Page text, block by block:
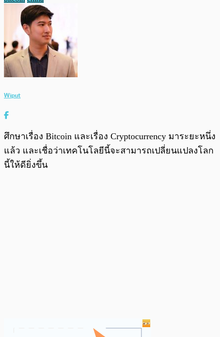
Wiput
ศึกษาเรื่อง Bitcoin และเรื่อง Cryptocurrency มาระยะหนึ่ง
แล้ว และเชื่อว่าเทคโนโลยีนี้จะสามารถเปลี่ยนแปลงโลก
นี้ให้ดียิ่งขึ้น